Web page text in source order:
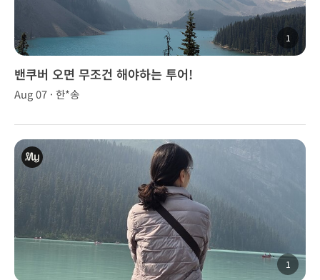
1
밴쿠버 오면 무조건 해야하는 투어!
Aug 07 · 한*송
1